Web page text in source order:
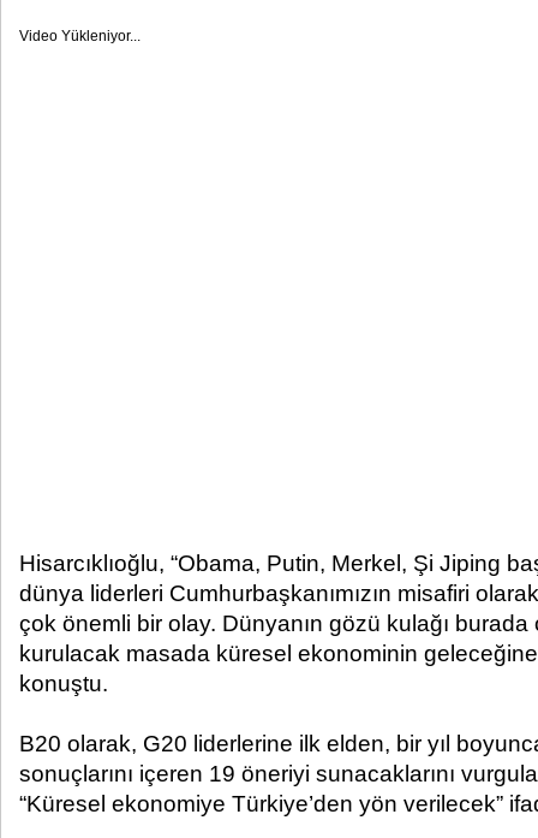
Video Yükleniyor...
Hisarcıklıoğlu, “Obama, Putin, Merkel, Şi Jiping
dünya liderleri Cumhurbaşkanımızın misafiri
çok önemli bir olay. Dünyanın gözü kulağı burada
kurulacak masada küresel ekonominin
konuştu.
B20 olarak, G20 liderlerine ilk elden, bir yıl
sonuçlarını içeren 19 öneriyi sunacaklarını
“Küresel ekonomiye Türkiye’den yön verilecek”